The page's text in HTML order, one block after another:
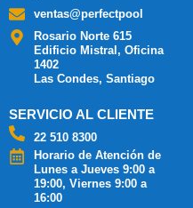
ventas@perfectpool
Rosario Norte 615
Edificio Mistral, Oficina
1402
Las Condes, Santiago
SERVICIO AL CLIENTE
22 510 8300
Horario de Atención de
Lunes a Jueves 9:00 a
19:00, Viernes 9:00 a
16:00